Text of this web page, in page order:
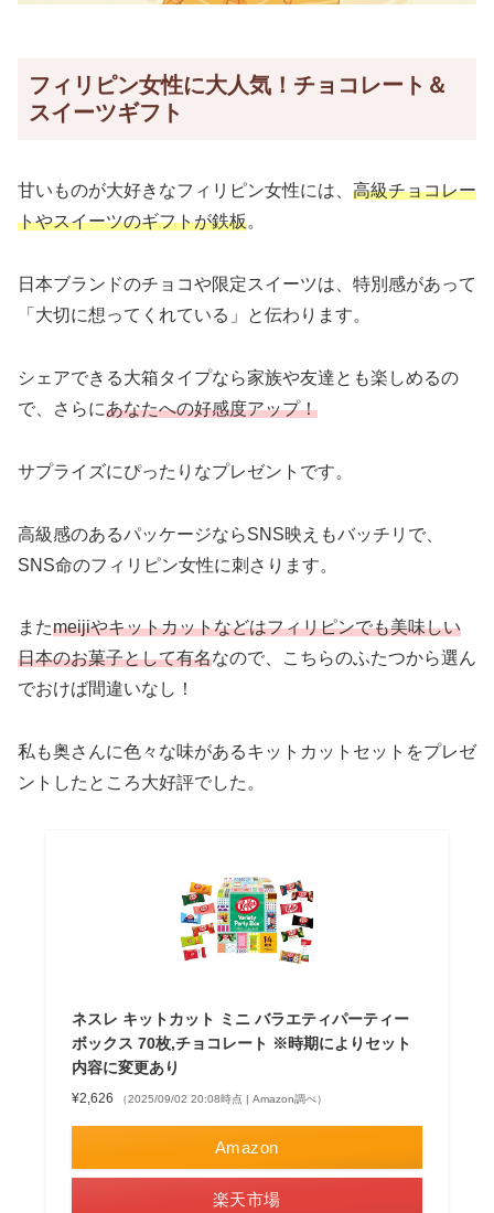
フィリピン女性に大人気！チョコレート＆
スイーツギフト
甘いものが大好きなフィリピン女性には、 高級チョコレー
トやスイーツのギフトが鉄板。
日本ブランドのチョコや限定スイーツは、特別感があって
「大切に想ってくれている」と伝わります。
シェアできる大箱タイプなら家族や友達とも楽しめるの
で、さらにあなたへの好感度アップ！
サプライズにぴったりなプレゼントです。
高級感のあるパッケージならSNS映えもバッチリで、
SNS命のフィリピン女性に刺さります。
またmeijiやキットカットなどはフィリピンでも美味しい
日本のお菓子として有名なので、こちらのふたつから選ん
でおけば間違いなし！
私も奥さんに色々な味があるキットカットセットをプレゼ
ントしたところ大好評でした。
ネスレ キットカット ミニ バラエティパーティー
ボックス 70枚,チョコレート ※時期によりセット
内容に変更あり
¥2,626 （2025/09/02 20:08時点 | Amazon調べ）
Amazon
楽天市場